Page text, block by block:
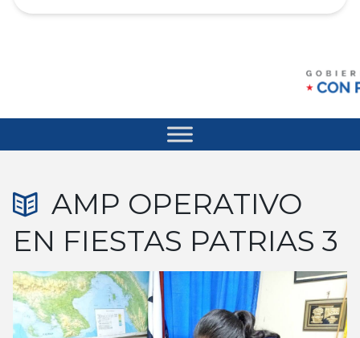
AMP OPERATIVO
EN FIESTAS PATRIAS 3